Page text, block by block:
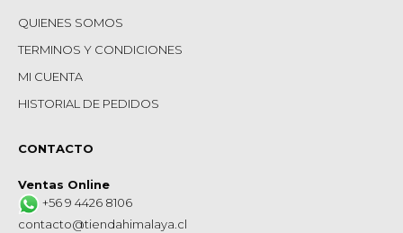
QUIENES SOMOS
TERMINOS Y CONDICIONES
MI CUENTA
HISTORIAL DE PEDIDOS
CONTACTO
Ventas Online
+56 9 4426 8106
contacto@tiendahimalaya.cl